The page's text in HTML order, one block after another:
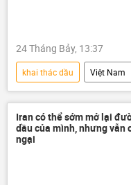
24 Tháng Bảy, 13:37
khai thác dầu Việt Nam
dầu khí
giá dầu
nhà máy lọc dầu Dung Quất
Tập đoàn Dầu khí Quốc gia
Iran có thể sớm mở lại
dầu của mình, nhưng vẫn
ngại